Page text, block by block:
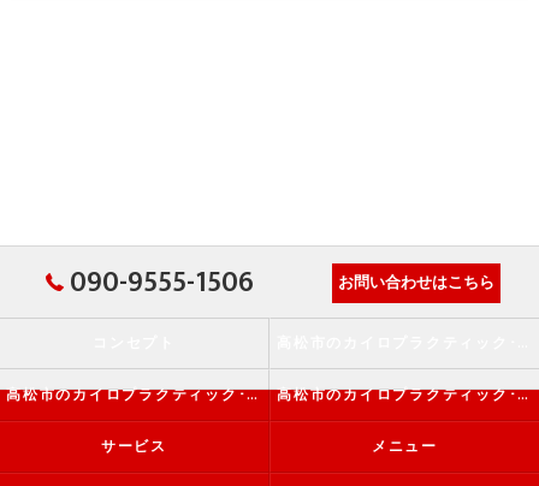
090-9555-1506 お問い合わせはこちら
高松市のカイロプラクティック･か・から～ず施術院の評判 高松市のカイロプラクティック･か・から～ず施術院のお客様の声
サービス メニュー